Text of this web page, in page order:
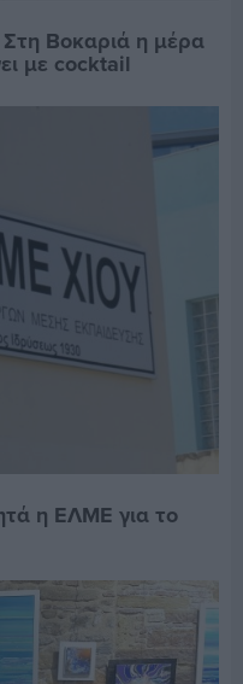
Βοκαριά η μέρα
με cocktail
η ΕΛΜΕ για το